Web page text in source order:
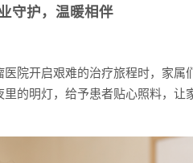
守护，温暖相伴
院开启艰难的治疗旅程时，家
里的明灯，给予患者贴心照料，